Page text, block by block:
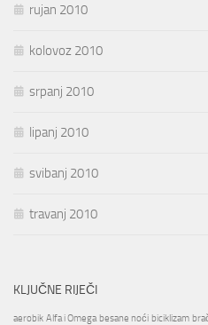
rujan 2010
kolovoz 2010
srpanj 2010
lipanj 2010
svibanj 2010
travanj 2010
KLJUČNE RIJEČI
aerobik Alfa i Omega besane noći biciklizam